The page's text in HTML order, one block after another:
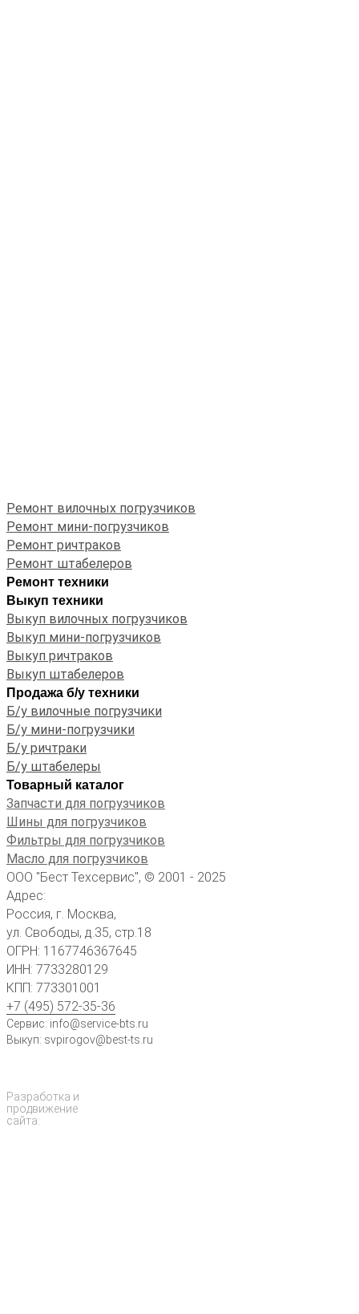
Ремонт вилочных погрузчиков
Ремонт мини-погрузчиков
Ремонт ричтраков
Ремонт штабелеров
Ремонт техники
Выкуп техники
Выкуп вилочных погрузчиков
Выкуп мини-погрузчиков
Выкуп ричтраков
Выкуп штабелеров
Продажа б/у техники
Б/у вилочные погрузчики
Б/у мини-погрузчики
Б/у ричтраки
Б/у штабелеры
Товарный каталог
Запчасти для погрузчиков
Шины для погрузчиков
Фильтры для погрузчиков
Масло для погрузчиков
ООО "Бест Техсервис", © 2001 - 2025
Адрес:
Россия, г. Москва,
ул. Свободы, д.35, стр.18
ОГРН: 1167746367645
ИНН: 7733280129
КПП: 773301001
+7 (495) 572-35-36
Сервис: info@service-bts.ru
Выкуп: svpirogov@best-ts.ru
Разработка и
продвижение
сайта: